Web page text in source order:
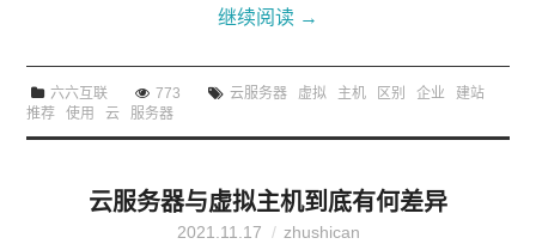
继续阅读 →
六六互联 773 云服务器 虚拟 主机 区别 企业
建站
推荐
使用 云 服务器
云服务器与虚拟主机到底有何差异
2021.11.17 zhushican